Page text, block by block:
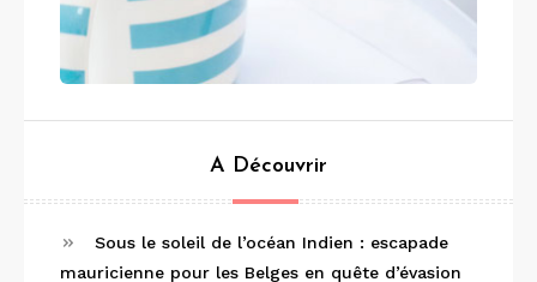
A Découvrir
Sous le soleil de l’océan Indien : escapade
mauricienne pour les Belges en quête d’évasion